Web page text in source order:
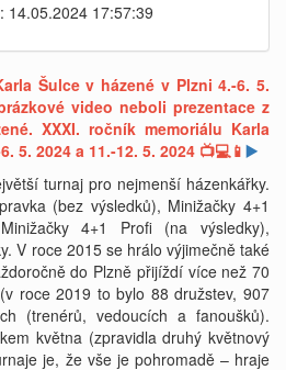
14.05.2024 17:57:39
Šulce v házené v Plzni 4.-6. 5.
video neboli prezentace z
XXXI. ročník memoriálu Karla
5. 2024 a 11.-12. 5. 2024 📺💻📱 ▶️
turnaj pro nejmenší házenkářky.
(bez výsledků), Minižačky 4+1
4+1 Profi (na výsledky),
V roce 2015 se hrálo výjimečně také
do Plzně přijíždí více než 70
roce 2019 to bylo 88 družstev, 907
(trenérů, vedoucích a fanoušků).
května (zpravidla druhý květnový
je, že vše je pohromadě – hraje